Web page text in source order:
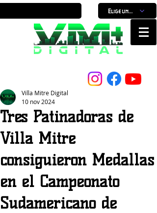
Elige un horario
Tres Patinadoras de
Villa Mitre
consiguieron Medallas
en el Campeonato
Sudamericano de
Villa Mitre Digital
10 nov 2024